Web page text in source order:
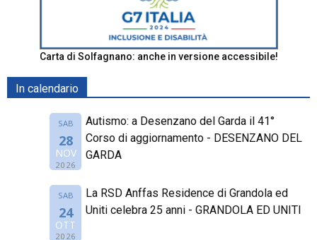
Carta di Solfagnano: anche in versione accessibile!
In calendario
SAB
28
NOV
2026
Autismo: a Desenzano del Garda il 41°
Corso di aggiornamento - DESENZANO DEL
GARDA
SAB
24
OTT
2026
La RSD Anffas Residence di Grandola ed
Uniti celebra 25 anni - GRANDOLA ED UNITI